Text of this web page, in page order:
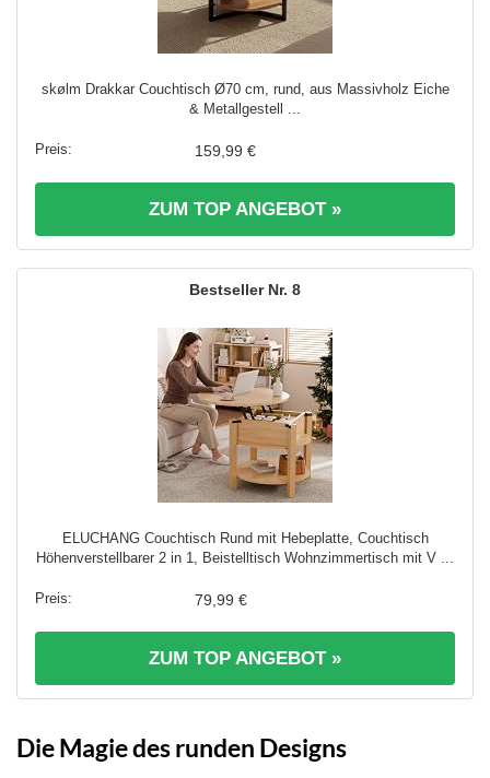
skølm Drakkar Couchtisch Ø70 cm, rund, aus Massivholz Eiche
& Metallgestell ...
159,99 €
ZUM TOP ANGEBOT »
8
ELUCHANG Couchtisch Rund mit Hebeplatte, Couchtisch
Höhenverstellbarer 2 in 1, Beistelltisch Wohnzimmertisch mit V ...
79,99 €
ZUM TOP ANGEBOT »
Die Magie des runden Designs